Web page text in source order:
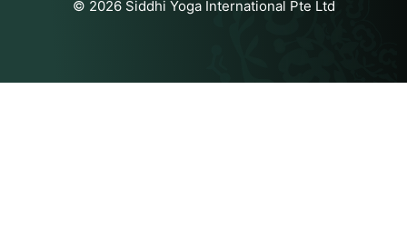
© 2026 Siddhi Yoga International Pte Ltd